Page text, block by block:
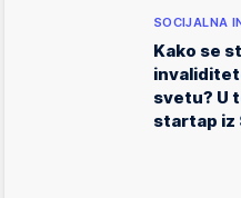
SOCIJALNA
Kako se
svetu? U
startap iz